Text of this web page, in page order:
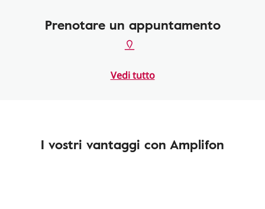
Prenotare un appuntamento
Vedi tutto
I vostri vantaggi con Amplifon